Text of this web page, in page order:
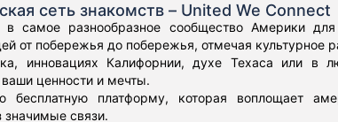
сеть знакомств – United We Connect
самое разнообразное сообщество Америки
от побережья до побережья, отмечая культурное
инновациях Калифорнии, духе Техаса или в
ценности и мечты.
бесплатную платформу, которая воплощает
значимые связи.